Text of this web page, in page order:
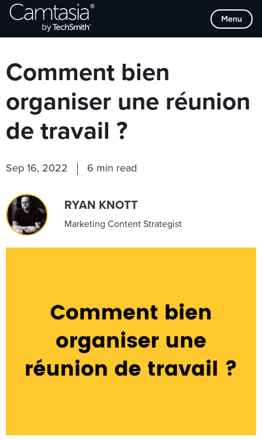
Passer
directement
Menu
Browse Categories
Comment bien
organiser une réunion
de travail ?
Sep 16, 2022 6 min read
RYAN KNOTT
Marketing Content Strategist